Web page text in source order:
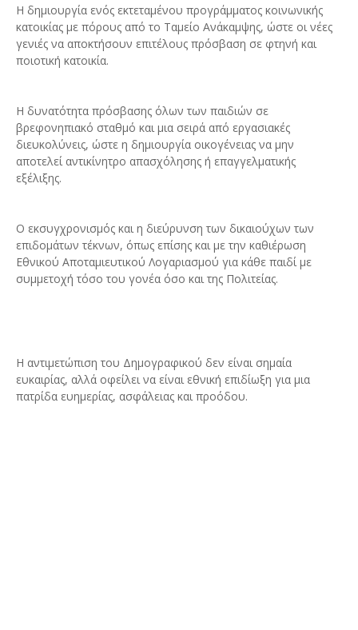
Η δημιουργία ενός εκτεταμένου προγράμματος κοινωνικής
κατοικίας με πόρους από το Ταμείο Ανάκαμψης, ώστε οι νέες
γενιές να αποκτήσουν επιτέλους πρόσβαση σε φτηνή και
ποιοτική κατοικία.
Η δυνατότητα πρόσβασης όλων των παιδιών σε
βρεφονηπιακό σταθμό και μια σειρά από εργασιακές
διευκολύνεις, ώστε η δημιουργία οικογένειας να μην
αποτελεί αντικίνητρο απασχόλησης ή επαγγελματικής
εξέλιξης.
Ο εκσυγχρονισμός και η διεύρυνση των δικαιούχων των
επιδομάτων τέκνων, όπως επίσης και με την καθιέρωση
Εθνικού Αποταμιευτικού Λογαριασμού για κάθε παιδί με
συμμετοχή τόσο του γονέα όσο και της Πολιτείας.
Η αντιμετώπιση του Δημογραφικού δεν είναι σημαία
ευκαιρίας, αλλά οφείλει να είναι εθνική επιδίωξη για μια
πατρίδα ευημερίας, ασφάλειας και προόδου.